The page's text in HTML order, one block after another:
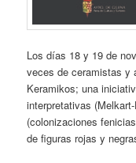
Los días 18 y 19 de
veces de ceramistas y
Keramikos; una
interpretativas
(colonizaciones
de figuras rojas y